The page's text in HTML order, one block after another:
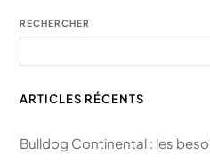
RECHERCHER
ARTICLES RÉCENTS
Bulldog Continental : les